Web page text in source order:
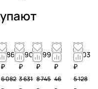
4 866
₽
6 082
2 905
₽
3 631
6 996
₽
8 745
37
₽
46
4 103
₽
5 128